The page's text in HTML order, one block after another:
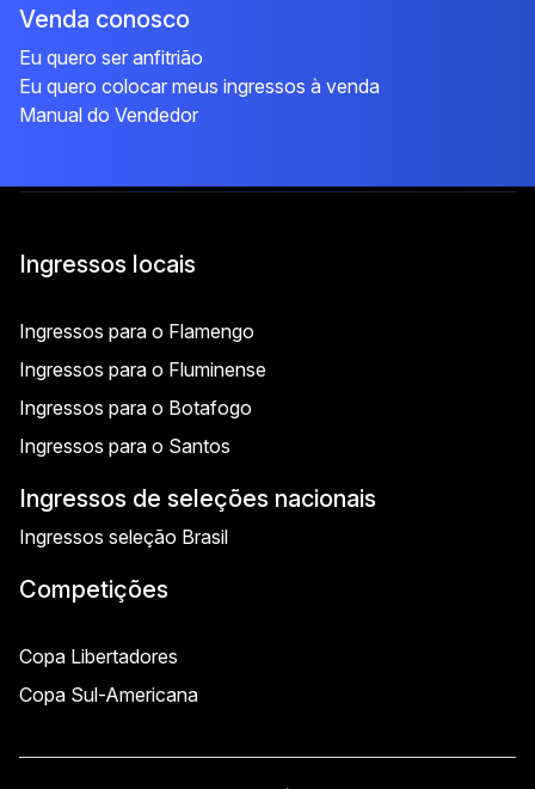
Venda conosco
Eu quero ser anfitrião
Eu quero colocar meus ingressos à venda
Manual do Vendedor
Ingressos locais
Ingressos para o Flamengo
Ingressos para o Fluminense
Ingressos para o Botafogo
Ingressos para o Santos
Ingressos de seleções nacionais
Ingressos seleção Brasil
Competições
Copa Libertadores
Copa Sul-Americana